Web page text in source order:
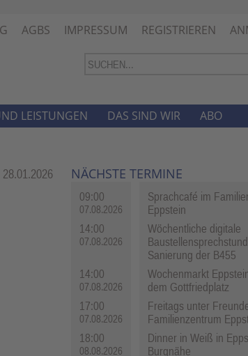
AGBS IMPRESSUM REGISTRIEREN
Rubrik:
28.01.2026 NÄCHSTE TERMINE
09:00
07.08.2026
Sprachcafé im
Eppstein
14:00
07.08.2026
Wöchentliche digitale
Sanierung der B455
14:00
07.08.2026
Wochenmarkt
dem Gottfriedplatz
17:00
07.08.2026
Freitags unter
Familienzentrum
18:00
08.08.2026
Dinner in Weiß in
Burgnähe
LEISTUNGEN DAS SIND WIR ABO